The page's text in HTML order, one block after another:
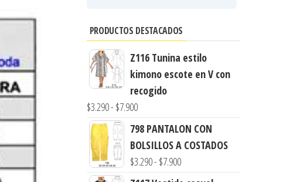
PRODUCTOS DESTACADOS
Z116 Tunina estilo
kimono escote en V con
recogido
$3.290- $7.900Rango
de
precios:
desde
798 PANTALON CON
BOLSILLOS A COSTADOS
$3.290- $7.900Rango